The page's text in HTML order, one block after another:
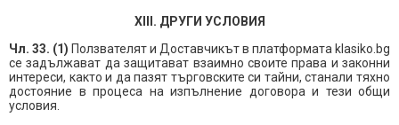
XIII. ДРУГИ УСЛОВИЯ
Чл. 33. (1) Ползвателят и Доставчикът в платформата klasiko.bg
се задължават да защитават взаимно своите права и законни
интереси, както и да пазят търговските си тайни, станали тяхно
достояние в процеса на изпълнение договора и тези общи
условия.